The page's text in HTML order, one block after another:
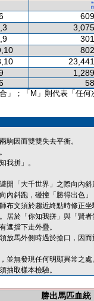
」；「M」則代表「任何
駒因而雙雙失去平衡。
我拼」。
開「大千世界」之際向內
內斜跑，碰撞「勝得出色
布文須於趨近終點時修正
居於「你知我拼」與「賢
遮擋下走外疊。
放馬外側時過於搶口，因
並無發現任何明顯異常之處
抽取樣本檢驗。
勝出馬匹血統